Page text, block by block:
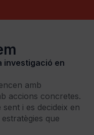
investigació en
amb
accions concretes.
i es decideix en
que